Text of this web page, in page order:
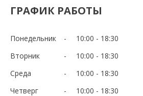
ГРАФИК РАБОТЫ
Понедельник 10:00
18:30
Вторник
10:00
18:30
Среда
10:00
18:30
Четверг
10:00
18:30